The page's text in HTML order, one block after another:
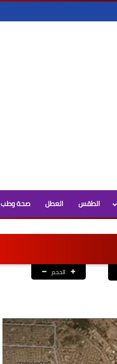
الطقس العطل صحة وطب
الحجم